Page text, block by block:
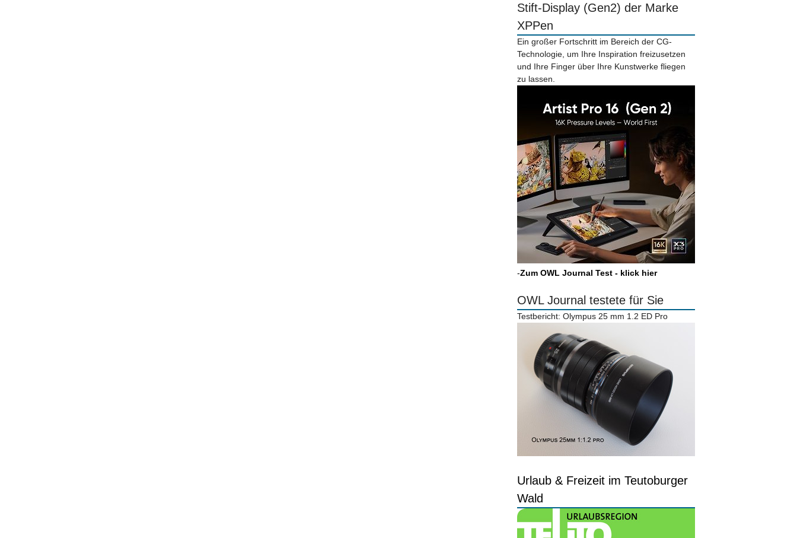
Stift-Display (Gen2) der Marke
XPPen
Ein großer Fortschritt im Bereich der CG-
Technologie, um Ihre Inspiration freizusetzen
und Ihre Finger über Ihre Kunstwerke fliegen
zu lassen.
-Zum OWL Journal Test - klick hier
OWL Journal testete für Sie
Testbericht: Olympus 25 mm 1.2 ED Pro
Urlaub & Freizeit im Teutoburger
Wald